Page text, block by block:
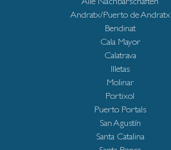
Andratx/Puerto de Andratx
Bendinat
Cala Mayor
Calatrava
Illetas
Molinar
Portixol
Puerto Portals
San Agustín
Santa Catalina